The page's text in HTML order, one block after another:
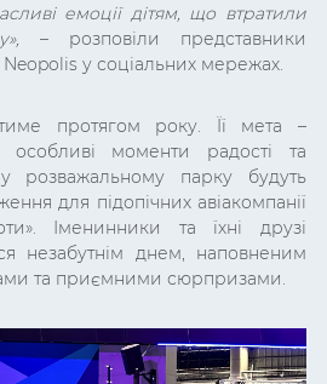
емоції дітям, що втратили
– розповіли представники
у соціальних мережах.
протягом року. Її мета –
особливі моменти радості та
розважальному парку будуть
для підопічних авіакомпанії
Іменинники та їхні друзі
незабутнім днем, наповненим
та приємними сюрпризами.